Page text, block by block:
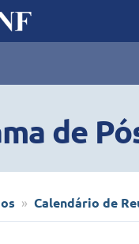
de
Calendário de